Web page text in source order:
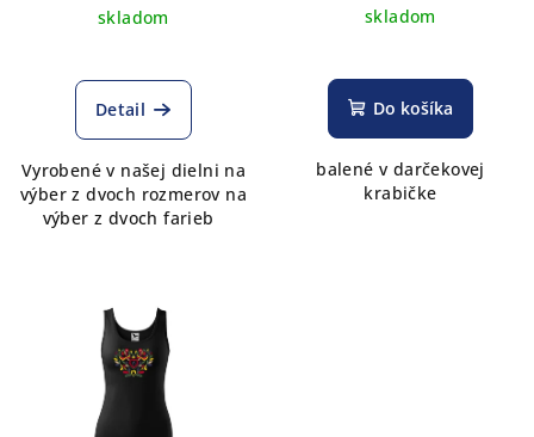
skladom
Detail
Vyrobené v našej dielni na
výber z dvoch rozmerov na
výber z dvoch farieb
skladom
Do košíka
balené v darčekovej
krabičke